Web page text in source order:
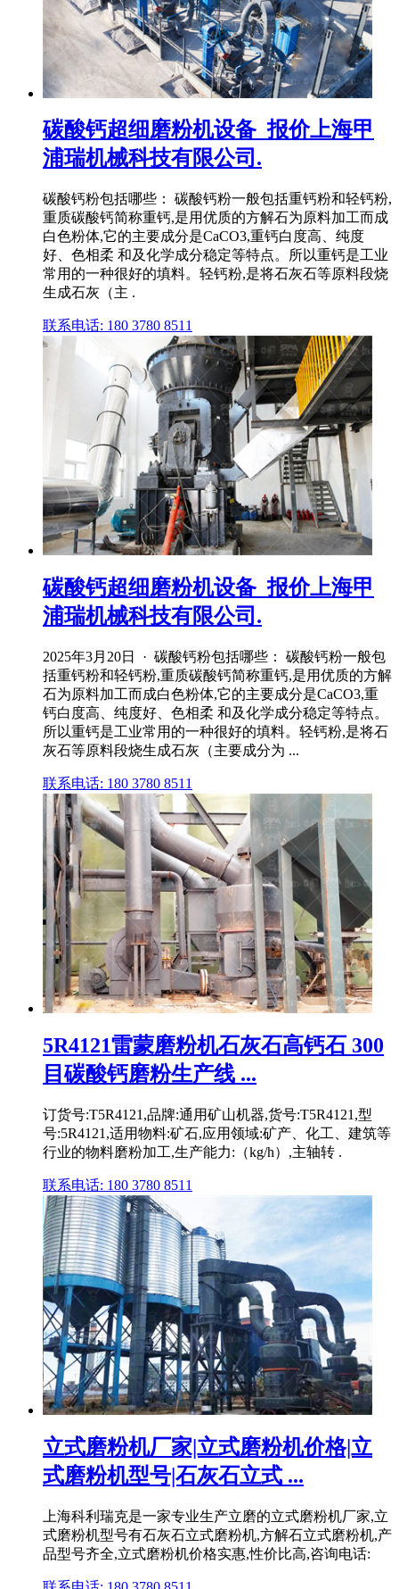
碳酸钙超细磨粉机设备_报价上海甲
浦瑞机械科技有限公司.
碳酸钙粉包括哪些： 碳酸钙粉一般包括重钙粉和轻钙粉,
重质碳酸钙简称重钙,是用优质的方解石为原料加工而成
白色粉体,它的主要成分是CaCO3,重钙白度高、纯度
好、色相柔 和及化学成分稳定等特点。所以重钙是工业
常用的一种很好的填料。轻钙粉,是将石灰石等原料段烧
生成石灰（主 .
联系电话: 180 3780 8511
碳酸钙超细磨粉机设备_报价上海甲
浦瑞机械科技有限公司.
2025年3月20日 · 碳酸钙粉包括哪些： 碳酸钙粉一般包
括重钙粉和轻钙粉,重质碳酸钙简称重钙,是用优质的方解
石为原料加工而成白色粉体,它的主要成分是CaCO3,重
钙白度高、纯度好、色相柔 和及化学成分稳定等特点。
所以重钙是工业常用的一种很好的填料。轻钙粉,是将石
灰石等原料段烧生成石灰（主要成分为 ...
联系电话: 180 3780 8511
5R4121雷蒙磨粉机石灰石高钙石 300
目碳酸钙磨粉生产线 ...
订货号:T5R4121,品牌:通用矿山机器,货号:T5R4121,型
号:5R4121,适用物料:矿石,应用领域:矿产、化工、建筑等
行业的物料磨粉加工,生产能力:（kg/h）,主轴转 .
联系电话: 180 3780 8511
立式磨粉机厂家|立式磨粉机价格|立
式磨粉机型号|石灰石立式 ...
上海科利瑞克是一家专业生产立磨的立式磨粉机厂家,立
式磨粉机型号有石灰石立式磨粉机,方解石立式磨粉机,产
品型号齐全,立式磨粉机价格实惠,性价比高,咨询电话: